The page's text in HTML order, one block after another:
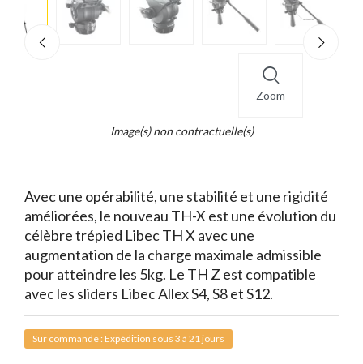
Zoom
Image(s) non contractuelle(s)
Avec une opérabilité, une stabilité et une rigidité
améliorées, le nouveau TH-X est une évolution du
célèbre trépied Libec TH X avec une
augmentation de la charge maximale admissible
pour atteindre les 5kg. Le TH Z est compatible
avec les sliders Libec Allex S4, S8 et S12.
Sur commande : Expédition sous 3 à 21 jours